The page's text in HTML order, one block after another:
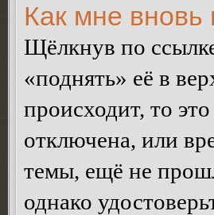
Как мне
Щёлкнув по
«поднять» её в
происходит, то
отключена, или
темы, ещё не
однако